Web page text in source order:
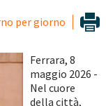
per giorno
Ferrara, 8
maggio 2026 -
Nel cuore
della città,